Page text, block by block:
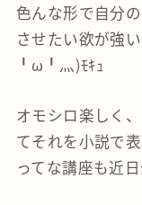
色んな形で自分
させたい欲が強
╹ω╹灬)ﾓｷｭ
オモシロ楽しく
てそれを小説で
ってな講座も近